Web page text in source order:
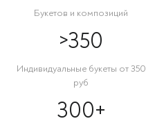
Букетов и композиций
>350
Индивидуальные букеты от 350
руб
300+